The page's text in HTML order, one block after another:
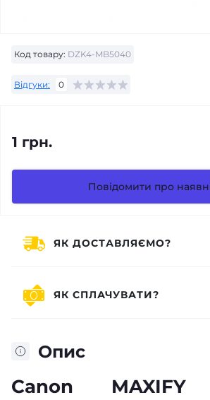
Код товару: DZK4-MB5040
Відгуки: 0
1 грн.
Повідомити про
Опис
Canon MAXIFY
ЯК ДОСТАВЛЯЄМО?
ЯК СПЛАЧУВАТИ?